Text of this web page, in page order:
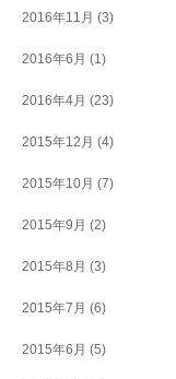
2016年11月 (3)
2016年6月 (1)
2016年4月 (23)
2015年12月 (4)
2015年10月 (7)
2015年9月 (2)
2015年8月 (3)
2015年7月 (6)
2015年6月 (5)